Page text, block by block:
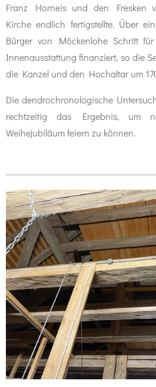
Franz Horneis und den Fresken
Kirche endlich fertigstellte. Über
Bürger von Möckenlohe Schritt
Innenausstattung finanziert, so die
die Kanzel und den Hochaltar um
Die dendrochronologische
rechtzeitig das Ergebnis, um
Weihejubiläum feiern zu können.